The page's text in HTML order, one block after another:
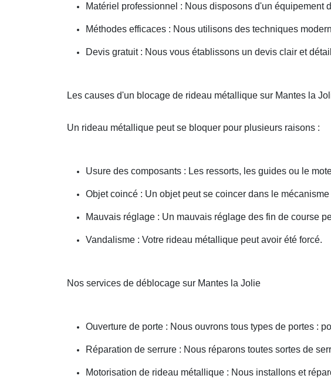
Matériel professionnel : Nous disposons d'un équipement
Méthodes efficaces : Nous utilisons des techniques
Devis gratuit : Nous vous établissons un devis clair et
Les causes d'un blocage de rideau métallique sur Mantes la
Un rideau métallique peut se bloquer pour plusieurs raisons :
Usure des composants : Les ressorts, les guides ou le
Objet coincé : Un objet peut se coincer dans le
Mauvais réglage : Un mauvais réglage des fin de course
Vandalisme : Votre rideau métallique peut avoir été forcé.
Nos services de déblocage sur Mantes la Jolie
Ouverture de porte : Nous ouvrons tous types de portes :
Réparation de serrure : Nous réparons toutes sortes de
Motorisation de rideau métallique : Nous installons et